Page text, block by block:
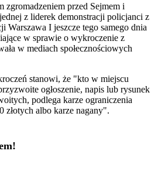
przed Sejmem i
z liderek demonstracji policjanci z
I jeszcze tego samego dnia
w sprawie o wykroczenie z
w mediach społecznościowych
stanowi, że "kto w miejscu
ogłoszenie, napis lub rysunek
podlega karze ograniczenia
albo karze nagany".